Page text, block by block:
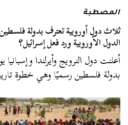
المصطبة
ثلاث دول أوروبية تعترف بدولة فلسطين
الدول الأوروبية ورد فعل إسرائيل؟
أعلنت دول النرويج وأيرلندا وإسبانيا
بدولة فلسطين رسميًا وهي خطوة